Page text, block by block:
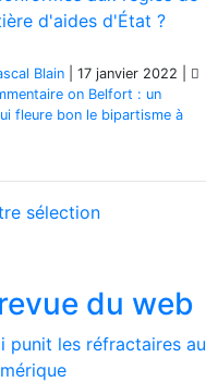
d'aides d'État ?
Blain 17 janvier 2022
on Belfort : un
fleure bon le bipartisme à
sélection
du web
punit les réfractaires au